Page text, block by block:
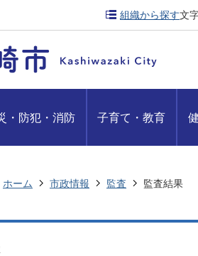
組織から探す文
・防犯・消防 子育て・教育
ホーム 市政情報 監査 監査結果